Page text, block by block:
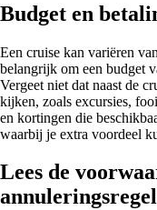
Budget en
Een cruise kan variëren
belangrijk om een budget
Vergeet niet dat naast de
kijken, zoals excursies,
en kortingen die
waarbij je extra voordeel
Lees de